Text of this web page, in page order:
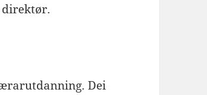
direktør.
Dei